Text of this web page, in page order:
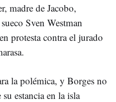
madre de Jacobo,
Sven Westman
protesta contra el jurado
la polémica, y Borges no
estancia en la isla